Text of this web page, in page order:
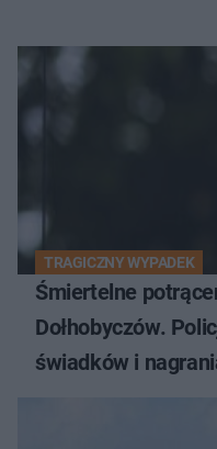
TRAGICZNY WYPADEK
Śmiertelne
Dołhobyczów.
świadków i